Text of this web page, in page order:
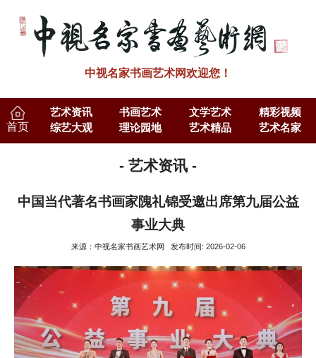
中视名家书画艺术网欢迎您！
首页
艺术资讯 书画艺术 文学艺术
精彩视频
综艺大观
理论园地 艺术精品 艺术名家
- 艺术资讯 -
中国当代著名书画家隗礼锦受邀出席第九届公益
事业大典
来源：中视名家书画艺术网 发布时间: 2026-02-06